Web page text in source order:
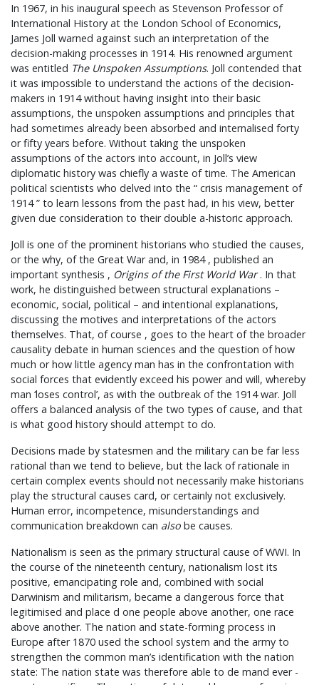
In 1967, in his inaugural speech as Stevenson Professor of
International History at the London School of Economics,
James Joll warned against such an interpretation of the
decision-making processes in 1914. His renowned argument
was entitled The Unspoken Assumptions. Joll contended that
it was impossible to understand the actions of the decision-
makers in 1914 without having insight into their basic
assumptions, the unspoken assumptions and principles that
had sometimes already been absorbed and internalised forty
or fifty years before. Without taking the unspoken
assumptions of the actors into account, in Joll’s view
diplomatic history was chiefly a waste of time. The American
political scientists who delved into the “ crisis management of
1914 ” to learn lessons from the past had, in his view, better
given due consideration to their double a-historic approach.
Joll is one of the prominent historians who studied the causes,
or the why, of the Great War and, in 1984 , published an
important synthesis , Origins of the First World War. In that
work, he distinguished between structural explanations –
economic, social, political – and intentional explanations,
discussing the motives and interpretations of the actors
themselves. That, of course , goes to the heart of the broader
causality debate in human sciences and the question of how
much or how little agency man has in the confrontation with
social forces that evidently exceed his power and will, whereby
man ‘loses control’, as with the outbreak of the 1914 war. Joll
offers a balanced analysis of the two types of cause, and that
is what good history should attempt to do.
Decisions made by statesmen and the military can be far less
rational than we tend to believe, but the lack of rationale in
certain complex events should not necessarily make historians
play the structural causes card, or certainly not exclusively.
Human error, incompetence, misunderstandings and
communication breakdown can also be causes.
Nationalism is seen as the primary structural cause of WWI. In
the course of the nineteenth century, nationalism lost its
positive, emancipating role and, combined with social
Darwinism and militarism, became a dangerous force that
legitimised and place d one people above another, one race
above another. The nation and state-forming process in
Europe after 1870 used the school system and the army to
strengthen the common man’s identification with the nation
state: The nation state was therefore able to de mand ever -